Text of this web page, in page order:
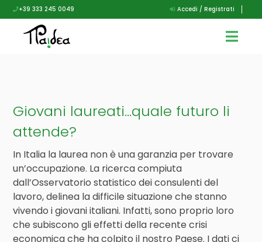
+39 333 245 0049 Accedi / Registrati
Giovani laureati…quale futuro li
attende?
In Italia la laurea non è una garanzia per trovare
un’occupazione. La ricerca compiuta
dall’Osservatorio statistico dei consulenti del
lavoro, delinea la difficile situazione che stanno
vivendo i giovani italiani. Infatti, sono proprio loro
che subiscono gli effetti della recente crisi
economica che ha colpito il nostro Paese. I dati ci